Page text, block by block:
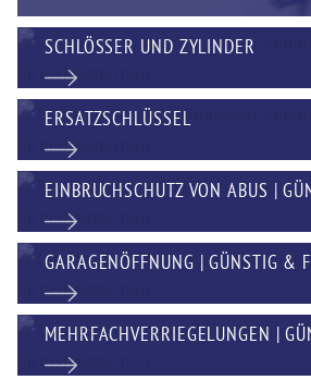
SCHLÖSSER UND ZYLINDER
ERSATZSCHLÜSSEL
EINBRUCHSCHUTZ VON ABUS |
GARAGENÖFFNUNG | GÜNSTIG &
MEHRFACHVERRIEGELUNGEN |